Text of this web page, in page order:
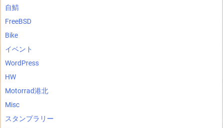
自鯖
FreeBSD
Bike
イベント
WordPress
HW
Motorrad港北
Misc
スタンプラリー